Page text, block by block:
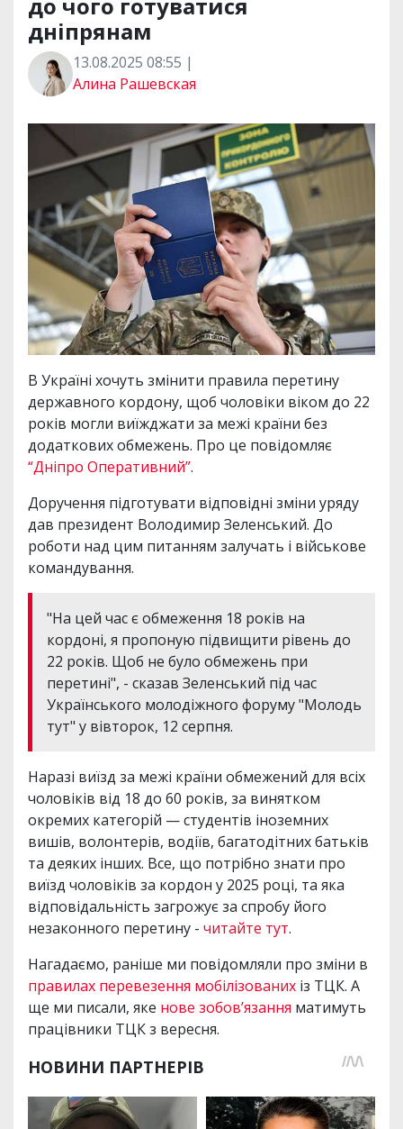
дніпрянам
13.08.2025 08:55 |
Алина Рашевская
В Україні хочуть змінити правила перетину
державного кордону, щоб чоловіки віком до 22
років могли виїжджати за межі країни без
додаткових обмежень. Про це повідомляє
“Дніпро Оперативний”.
Доручення підготувати відповідні зміни уряду
дав президент Володимир Зеленський. До
роботи над цим питанням залучать і військове
командування.
"На цей час є обмеження 18 років на
кордоні, я пропоную підвищити рівень до
22 років. Щоб не було обмежень при
перетині", - сказав Зеленський під час
Українського молодіжного форуму "Молодь
тут" у вівторок, 12 серпня.
Наразі виїзд за межі країни обмежений для всіх
чоловіків від 18 до 60 років, за винятком
окремих категорій — студентів іноземних
вишів, волонтерів, водіїв, багатодітних батьків
та деяких інших. Все, що потрібно знати про
виїзд чоловіків за кордон у 2025 році, та яка
відповідальність загрожує за спробу його
незаконного перетину - читайте тут.
Нагадаємо, раніше ми повідомляли про зміни в
правилах перевезення мобілізованих із ТЦК. А
ще ми писали, яке нове зобов’язання матимуть
працівники ТЦК з вересня.